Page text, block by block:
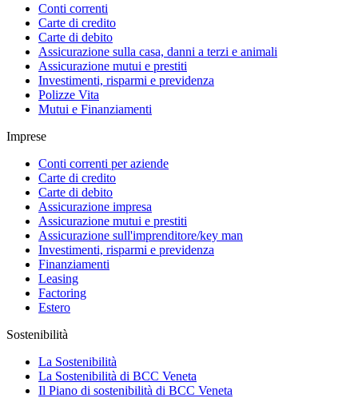
Conti correnti
Carte di credito
Carte di debito
Assicurazione sulla casa, danni a terzi e animali
Assicurazione mutui e prestiti
Investimenti, risparmi e previdenza
Polizze Vita
Mutui e Finanziamenti
Imprese
Conti correnti per aziende
Carte di credito
Carte di debito
Assicurazione impresa
Assicurazione mutui e prestiti
Assicurazione sull'imprenditore/key man
Investimenti, risparmi e previdenza
Finanziamenti
Leasing
Factoring
Estero
Sostenibilità
La Sostenibilità
La Sostenibilità di BCC Veneta
Il Piano di sostenibilità di BCC Veneta